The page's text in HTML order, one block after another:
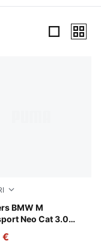
BMW M
Neo Cat 3.0
PUMA Silver
€